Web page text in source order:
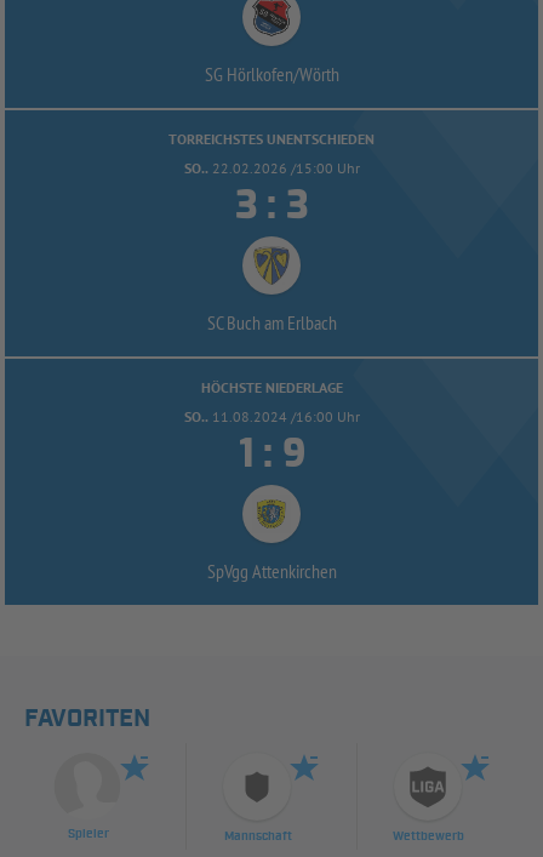
SG Hörlkofen/Wörth
TORREICHSTES UNENTSCHIEDEN
SO.. 22.02.2026 /15:00 Uhr
 : 
SC Buch am Erlbach
HÖCHSTE NIEDERLAGE
SO.. 11.08.2024 /16:00 Uhr
 : 
SpVgg Attenkirchen
FAVORITEN
Spieler Mannschaft Wettbewerb